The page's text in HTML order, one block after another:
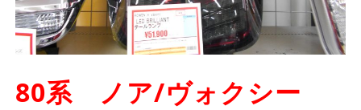
80系 ノア/ヴォクシー